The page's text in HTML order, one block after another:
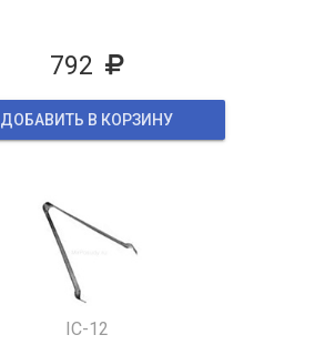
792
ДОБАВИТЬ В КОРЗИНУ
IC-12